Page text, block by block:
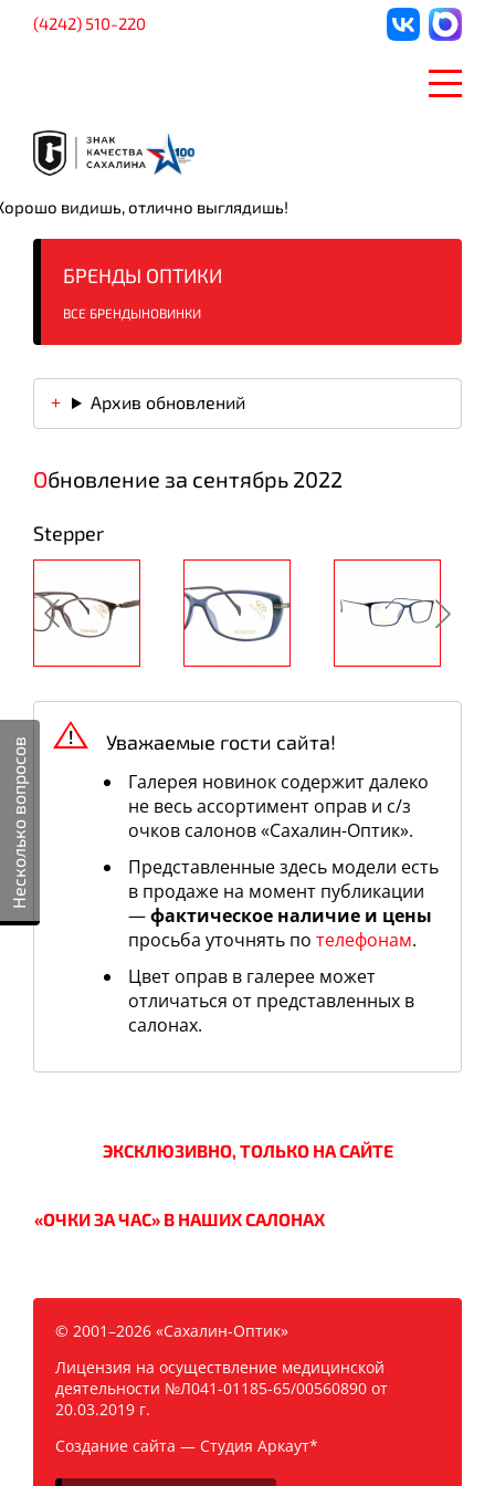
Несколько вопросов
видишь, отлично выглядишь!
(4242) 510-220
БРЕНДЫ ОПТИКИ
ВСЕ БРЕНДЫНОВИНКИ
Архив обновлений
Обновление за сентябрь 2022
Stepper
Уважаемые гости сайта!
Галерея новинок содержит далеко
не весь ассортимент оправ и c/з
очков салонов «Сахалин-Оптик».
Представленные здесь модели есть
в продаже на момент публикации
—фактическое наличие и цены
просьба уточнять по телефонам.
Цвет оправ в галерее может
отличаться от представленных в
салонах.
ЭКСКЛЮЗИВНО, ТОЛЬКО НА САЙТЕ
«ОЧКИ ЗА ЧАС» В НАШИХ САЛОНАХ
© 2001–2026 «Сахалин-Оптик»
Лицензия на осуществление медицинской
деятельности №Л041-01185-65/00560890 от
20.03.2019 г.
Создание сайта — Студия Аркаут*